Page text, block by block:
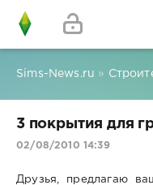
Sims-News.ru »
3 покрытия для
02/08/2010 14:39
Друзья, предлагаю